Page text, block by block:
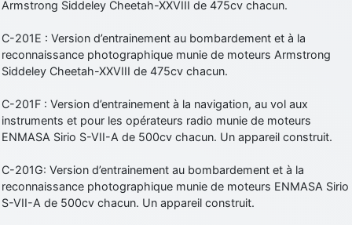
Armstrong Siddeley Cheetah-XXVIII de 475cv chacun.
C-201E : Version d’entrainement au bombardement et à la
reconnaissance photographique munie de moteurs Armstrong
Siddeley Cheetah-XXVIII de 475cv chacun.
C-201F : Version d’entrainement à la navigation, au vol aux
instruments et pour les opérateurs radio munie de moteurs
ENMASA Sirio S-VII-A de 500cv chacun. Un appareil construit.
C-201G: Version d’entrainement au bombardement et à la
reconnaissance photographique munie de moteurs ENMASA Sirio
S-VII-A de 500cv chacun. Un appareil construit.